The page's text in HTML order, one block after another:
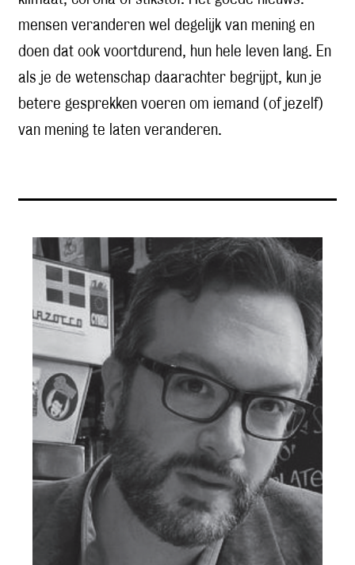
mensen veranderen wel degelijk van mening en
doen dat ook voortdurend, hun hele leven lang. En
als je de wetenschap daarachter begrijpt, kun je
betere gesprekken voeren om iemand (of jezelf)
van mening te laten veranderen.